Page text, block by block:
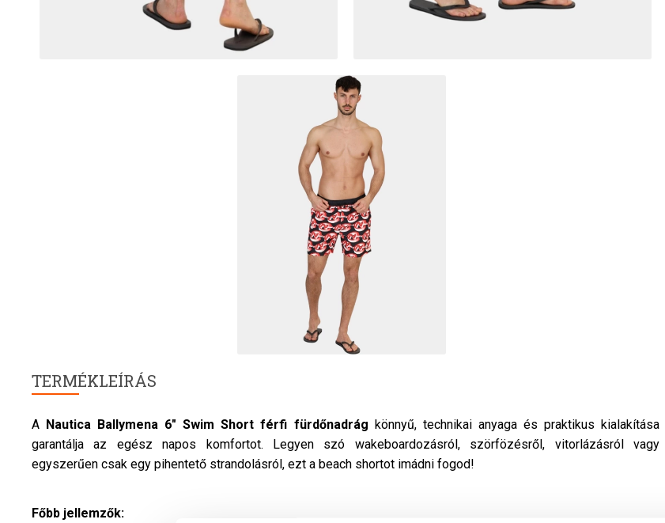
TERMÉKLEÍRÁS
A Nautica Ballymena 6" Swim Shortférfi fürdőnadrág könnyű, technikai anyaga és praktikus kialakítása
garantálja az egész napos komfortot. Legyen szó wakeboardozásról, szörfözésről, vitorlázásról vagy
egyszerűen csak egy pihentető strandolásról, ezt a beach shortot imádni fogod!
Főbb jellemzők: